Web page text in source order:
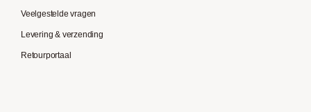
Veelgestelde vragen
Levering & verzending
Retourportaal